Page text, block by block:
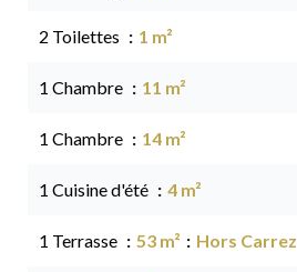
2 Toilettes 1 m²
1 Chambre 11 m²
1 Chambre 14 m²
1 Cuisine d'été 4 m²
1 Terrasse 53 m² Hors Carrez